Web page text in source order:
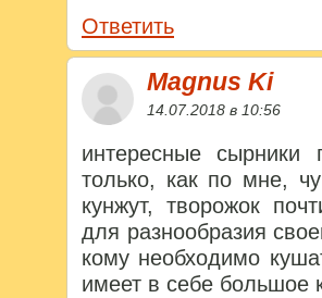
Ответить
Magnus Ki
14.07.2018 в 10:56
интересные сырники
только, как по мне,
кунжут, творожок
для разнообразия
кому необходимо
имеет в себе большое